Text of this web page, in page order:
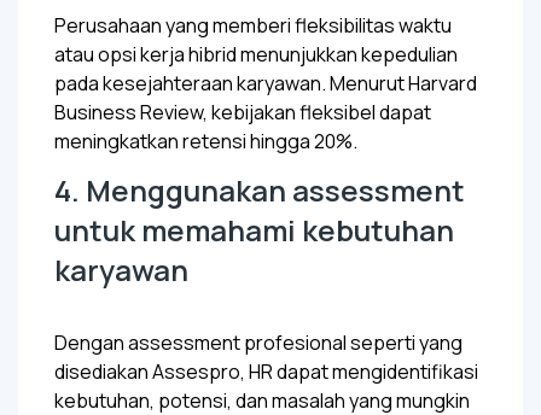
Perusahaan yang memberi fleksibilitas waktu
atau opsi kerja hibrid menunjukkan kepedulian
pada kesejahteraan karyawan. Menurut Harvard
Business Review, kebijakan fleksibel dapat
meningkatkan retensi hingga 20%.
4. Menggunakan assessment
untuk memahami kebutuhan
karyawan
Dengan assessment profesional seperti yang
disediakan Assespro, HR dapat mengidentifikasi
kebutuhan, potensi, dan masalah yang mungkin